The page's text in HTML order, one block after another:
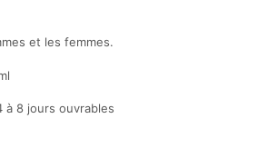
et les femmes.
à 8 jours ouvrables